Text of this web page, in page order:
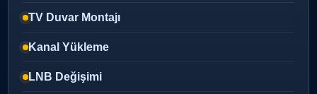
TV Duvar Montajı
Kanal Yükleme
LNB Değişimi